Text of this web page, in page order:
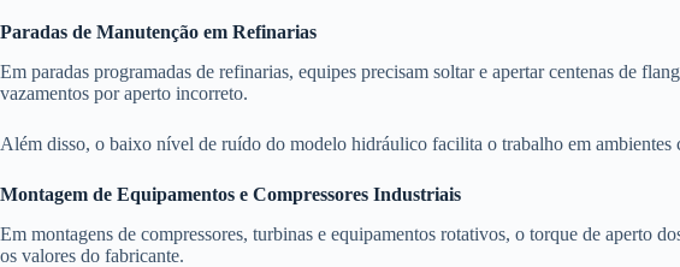
Paradas de Manutenção em Refinarias
Em paradas programadas de refinarias, equipes precisam soltar e apertar centenas de
vazamentos por aperto incorreto.
Além disso, o baixo nível de ruído do modelo hidráulico facilita o trabalho em
Montagem de Equipamentos e Compressores Industriais
Em montagens de compressores, turbinas e equipamentos rotativos, o torque de aperto
os valores do fabricante.